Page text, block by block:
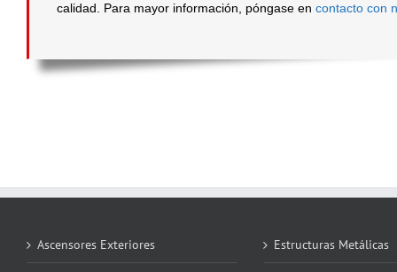
calidad. Para mayor información, póngase en contacto con
Ascensores Exteriores Estructuras Metálicas